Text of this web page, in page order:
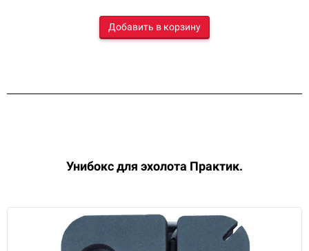
Добавить в корзину
Унибокс для эхолота Практик.